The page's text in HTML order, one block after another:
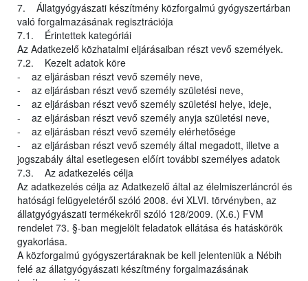
7. Állatgyógyászati készítmény közforgalmú gyógyszertárban
való forgalmazásának regisztrációja
7.1. Érintettek kategóriái
Az Adatkezelő közhatalmi eljárásaiban részt vevő személyek.
7.2. Kezelt adatok köre
- az eljárásban részt vevő személy neve,
- az eljárásban részt vevő személy születési neve,
- az eljárásban részt vevő személy születési helye, ideje,
- az eljárásban részt vevő személy anyja születési neve,
- az eljárásban részt vevő személy elérhetősége
- az eljárásban részt vevő személy által megadott, illetve a
jogszabály által esetlegesen előírt további személyes adatok
7.3. Az adatkezelés célja
Az adatkezelés célja az Adatkezelő által az élelmiszerláncról és
hatósági felügyeletéről szóló 2008. évi XLVI. törvényben, az
állatgyógyászati termékekről szóló 128/2009. (X.6.) FVM
rendelet 73. §-ban megjelölt feladatok ellátása és hatáskörök
gyakorlása.
A közforgalmú gyógyszertáraknak be kell jelenteniük a Nébih
felé az állatgyógyászati készítmény forgalmazásának